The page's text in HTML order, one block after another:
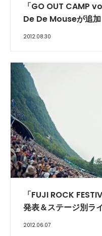
「GO OUT CAMP
De De Mouseが追加
2012.08.30
「FUJI ROCK
発表＆ステージ別ラ
2012.06.07